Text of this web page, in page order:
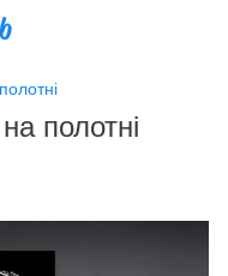
полотні